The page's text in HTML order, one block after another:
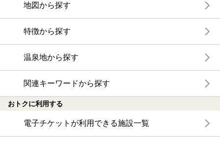
地図から探す
特徴から探す
温泉地から探す
関連キーワードから探す
おトクに利用する
電子チケットが利用できる施設一覧